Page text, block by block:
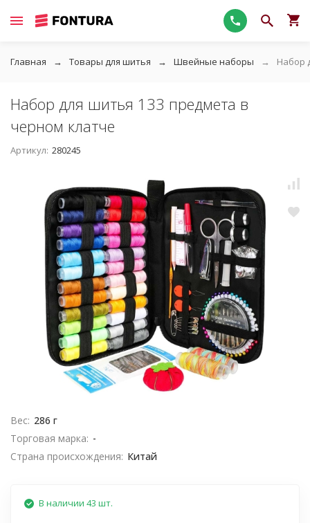
Главная Товары для шитья Швейные наборы Набор
Набор для шитья 133 предмета в
черном клатче
Артикул: 280245
Вес: 286 г
Торговая марка: -
Страна происхождения: Китай
В наличии 43 шт.